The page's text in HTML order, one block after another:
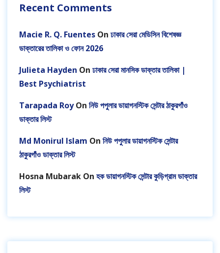
Recent Comments
Macie R. Q. Fuentes On ঢাকার সেরা মেডিসিন বিশেষজ্ঞ
ডাক্তারের তালিকা ও ফোন 2026
Julieta Hayden On ঢাকার সেরা মানসিক ডাক্তার তালিকা |
Best Psychiatrist
Tarapada RoyOn নিউ পপুলার ডায়াগনস্টিক সেন্টার ঠাকুরগাঁও
ডাক্তার লিস্ট
Md Monirul Islam On নিউ পপুলার ডায়াগনস্টিক সেন্টার
ঠাকুরগাঁও ডাক্তার লিস্ট
Hosna Mubarak On হক ডায়াগনস্টিক সেন্টার কুড়িগ্রাম ডাক্তার
লিস্ট